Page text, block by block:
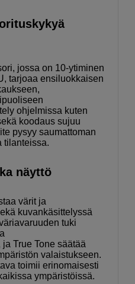
jossa on 10-ytiminen
tarjoaa ensiluokkaisen
ohjelmissa kuten
koodaus sujuu
pysyy saumattoman
tilanteissa.
näyttö
värit ja
kuvankäsittelyssä
tuki
True Tone säätää
valaistukseen.
toimii erinomaisesti
ympäristöissä.